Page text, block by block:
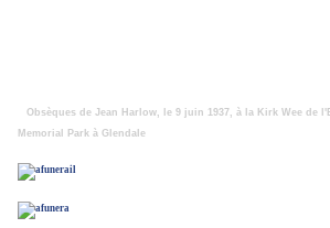
Obsèques de Jean Harlow, le 9 juin 1937, à la Kirk Wee de
Memorial Park à Glendale